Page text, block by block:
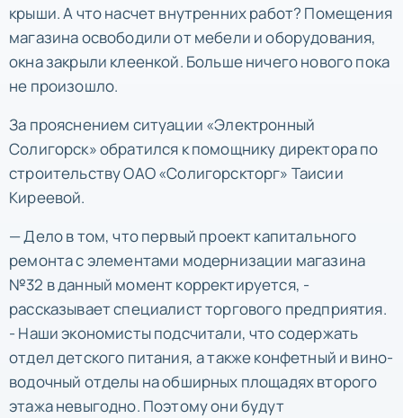
крыши. А что насчет внутренних работ? Помещения
магазина освободили от мебели и оборудования,
окна закрыли клеенкой. Больше ничего нового пока
не произошло.
За прояснением ситуации «Электронный
Солигорск» обратился к помощнику директора по
строительству ОАО «Солигорскторг» Таисии
Киреевой.
— Дело в том, что первый проект капитального
ремонта с элементами модернизации магазина
№32 в данный момент корректируется, -
рассказывает специалист торгового предприятия.
- Наши экономисты подсчитали, что содержать
отдел детского питания, а также конфетный и вино-
водочный отделы на обширных площадях второго
этажа невыгодно. Поэтому они будут